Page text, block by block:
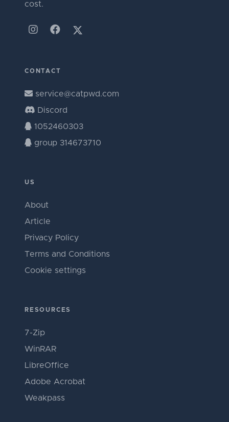
cost.
CONTACT
service@catpwd.com
Discord
1052460303
group 314673710
US
About
Article
Privacy Policy
Terms and Conditions
Cookie settings
RESOURCES
7-Zip
WinRAR
LibreOffice
Adobe Acrobat
Weakpass